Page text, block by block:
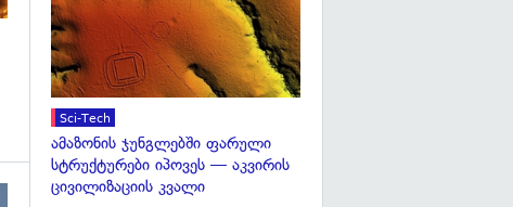
Sci-Tech
ამაზონის ჯუნგლებში ფარული
სტრუქტურები იპოვეს — აკვირის
ცივილიზაციის კვალი